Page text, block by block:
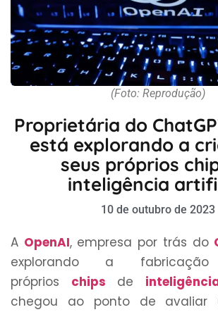
(Foto: Reprodução)
Proprietária do
está explorando a
seus próprios
inteligência
10 de outubro de 2023
A OpenAI, empresa por trás do
explorando a
próprios chips de
chegou ao ponto de avaliar